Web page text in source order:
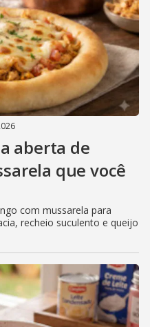
aberta de
que você
com mussarela para
recheio suculento e queijo